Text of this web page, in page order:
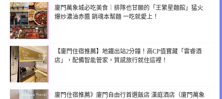
廈門萬象城必吃美食｜排隊也甘願的「王繁星麵館」猛火
爆炒濃油赤醬 銷魂本幫麵 一吃就愛上！
【廈門住宿推薦】地鐵出站2分鐘！高CP值寶藏「雲睿酒
店」，配備智能管家，質感旅行就住這裡！
廈門住宿推薦》廈門自由行首選飯店 漢庭酒店（廈門萬象